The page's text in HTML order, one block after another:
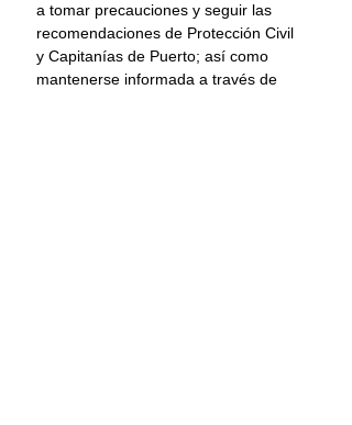
a tomar precauciones y seguir las
recomendaciones de Protección Civil
y Capitanías de Puerto; así como
mantenerse informada a través de